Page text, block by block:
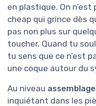
en plastique. On
cheap qui grince dès
pas non plus sur
toucher. Quand tu
tu sens que ce n’est
une coque autour du
Au niveau assemblage
inquiétant dans les